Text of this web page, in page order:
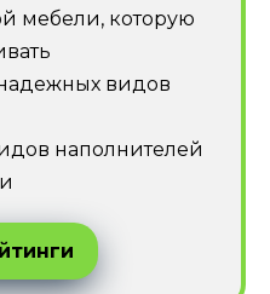
мебели, которую
видов
наполнителей